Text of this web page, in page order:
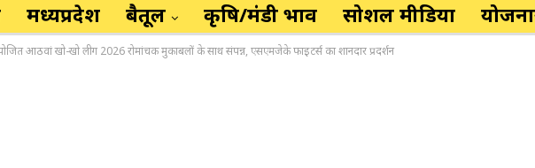
मध्यप्रदेश बैतूल कृषि/मंडी भाव सोशल मीडिया
आठवां खो-खो लीग 2026 रोमांचक मुकाबलों के साथ संपन्न, एसएमजेके फाइटर्स का शानदार प्रदर्शन